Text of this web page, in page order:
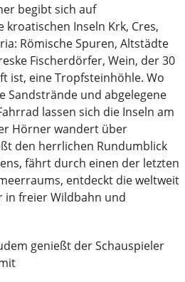
begibt sich auf
kroatischen Inseln Krk, Cres,
Römische Spuren, Altstädte
Fischerdörfer, Wein, der 30
ist, eine Tropfsteinhöhle. Wo
Sandstrände und abgelegene
lassen sich die Inseln am
Hörner wandert über
den herrlichen Rundumblick
fährt durch einen der letzten
entdeckt die weltweit
in freier Wildbahn und
genießt der Schauspieler